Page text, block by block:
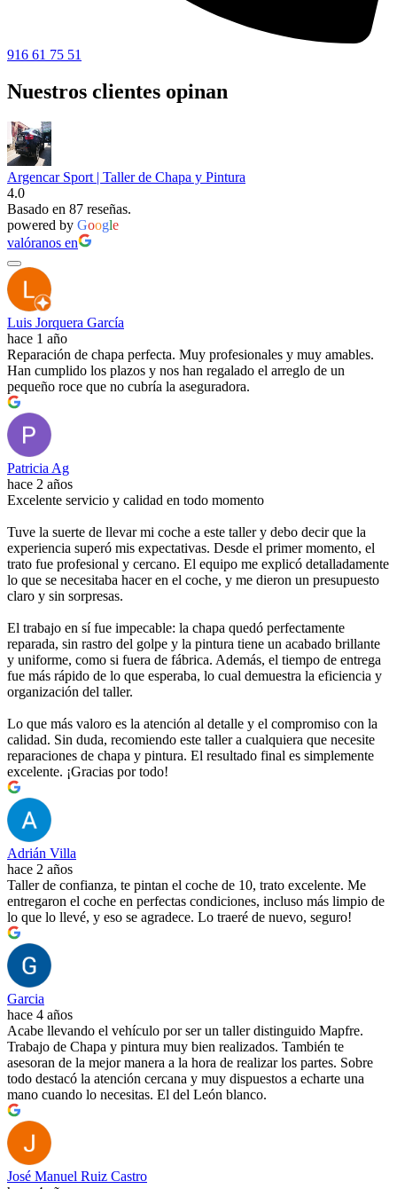
916 61 75 51
Nuestros clientes opinan
Argencar Sport | Taller de Chapa y Pintura
4.0
Basado en 87 reseñas.
powered by Google
valóranos en
Luis Jorquera García
hace 1 año
Reparación de chapa perfecta. Muy profesionales y muy amables.
Han cumplido los plazos y nos han regalado el arreglo de un
pequeño roce que no cubría la aseguradora.
Patricia Ag
hace 2 años
Excelente servicio y calidad en todo momento
Tuve la suerte de llevar mi coche a este taller y debo decir que la
experiencia superó mis expectativas. Desde el primer momento, el
trato fue profesional y cercano. El equipo me explicó detalladamente
lo que se necesitaba hacer en el coche, y me dieron un presupuesto
claro y sin sorpresas.
El trabajo en sí fue impecable: la chapa quedó perfectamente
reparada, sin rastro del golpe y la pintura tiene un acabado brillante
y uniforme, como si fuera de fábrica. Además, el tiempo de entrega
fue más rápido de lo que esperaba, lo cual demuestra la eficiencia y
organización del taller.
Lo que más valoro es la atención al detalle y el compromiso con la
calidad. Sin duda, recomiendo este taller a cualquiera que necesite
reparaciones de chapa y pintura. El resultado final es simplemente
excelente. ¡Gracias por todo!
Adrián Villa
hace 2 años
Taller de confianza, te pintan el coche de 10, trato excelente. Me
entregaron el coche en perfectas condiciones, incluso más limpio de
lo que lo llevé, y eso se agradece. Lo traeré de nuevo, seguro!
Garcia
hace 4 años
Acabe llevando el vehículo por ser un taller distinguido Mapfre.
Trabajo de Chapa y pintura muy bien realizados. También te
asesoran de la mejor manera a la hora de realizar los partes. Sobre
todo destacó la atención cercana y muy dispuestos a echarte una
mano cuando lo necesitas. El del León blanco.
José Manuel Ruiz Castro